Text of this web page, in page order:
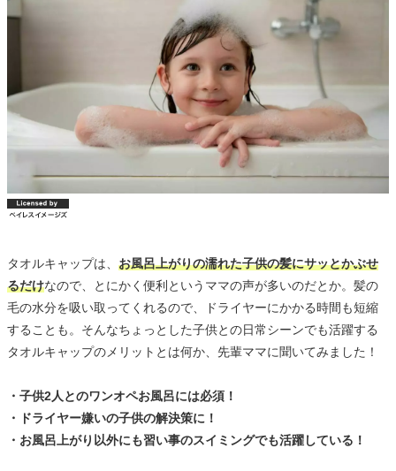
タオルキャップは、 お風呂上がりの濡れた子供の髪にサッとかぶせ
るだけなので、とにかく便利というママの声が多いのだとか。髪の
毛の水分を吸い取ってくれるので、ドライヤーにかかる時間も短縮
することも。そんなちょっとした子供との日常シーンでも活躍する
タオルキャップのメリットとは何か、先輩ママに聞いてみました！
・子供2人とのワンオペお風呂には必須！
・ドライヤー嫌いの子供の解決策に！
・お風呂上がり以外にも習い事のスイミングでも活躍している！